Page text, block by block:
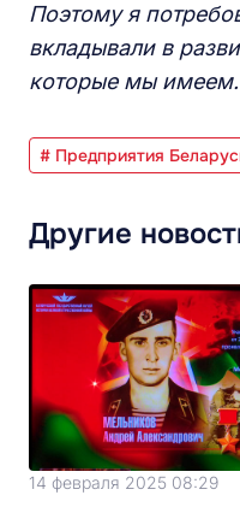
Поэтому я
вкладывали в
которые мы имеем.
# Предприятия
Другие
14 февраля 2025 08:29